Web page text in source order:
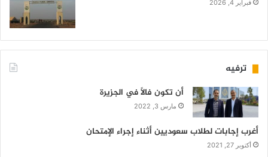
فبراير 4, 2026
ترفيه
أن تكون فالاً في الجزيرة
مارس 3, 2022
أغرب إجابات لطلاب سعوديين أثناء إجراء الإمتحان
أكتوبر 27, 2021